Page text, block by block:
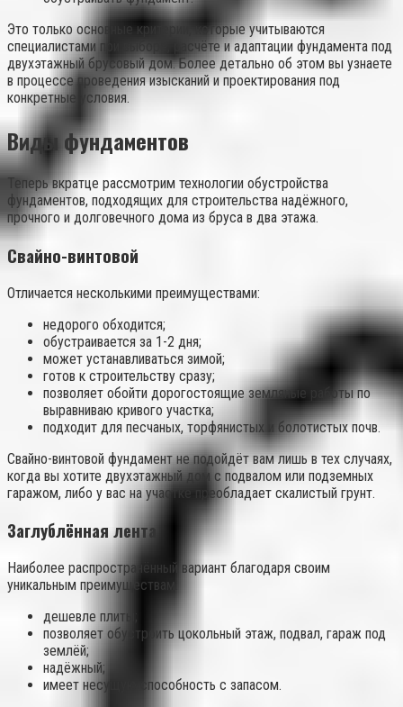
Это только основные критерии, которые учитываются
специалистами при выборе, расчёте и адаптации фундамента под
двухэтажный брусовый дом. Более детально об этом вы узнаете
в процессе проведения изысканий и проектирования под
конкретные условия.
Виды фундаментов
Теперь вкратце рассмотрим технологии обустройства
фундаментов, подходящих для строительства надёжного,
прочного и долговечного дома из бруса в два этажа.
Свайно-винтовой
Отличается несколькими преимуществами:
недорого обходится;
обустраивается за 1-2 дня;
может устанавливаться зимой;
готов к строительству сразу;
позволяет обойти дорогостоящие земляные работы по
выравниваю кривого участка;
подходит для песчаных, торфянистых и болотистых почв.
Свайно-винтовой фундамент не подойдёт вам лишь в тех случаях,
когда вы хотите двухэтажный дом с подвалом или подземных
гаражом, либо у вас на участке преобладает скалистый грунт.
Заглублённая лента
Наиболее распространённый вариант благодаря своим
уникальным преимуществам:
дешевле плиты;
позволяет обустроить цокольный этаж, подвал, гараж под
землёй;
надёжный;
имеет несущую способность с запасом.